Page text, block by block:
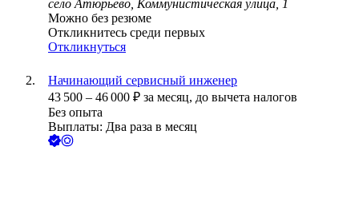
село Атюрьево, Коммунистическая улица, 1
Можно без резюме
Откликнитесь среди первых
Откликнуться
Начинающий сервисный инженер
43 500 – 46 000 ₽ за месяц, до вычета налогов
Без опыта
Выплаты: Два раза в месяц